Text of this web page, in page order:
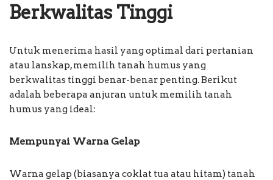
Berkwalitas Tinggi
Untuk menerima hasil yang optimal dari pertanian
atau lanskap, memilih tanah humus yang
berkwalitas tinggi benar-benar penting. Berikut
adalah beberapa anjuran untuk memilih tanah
humus yang ideal:
Mempunyai Warna Gelap
Warna gelap (biasanya coklat tua atau hitam) tanah